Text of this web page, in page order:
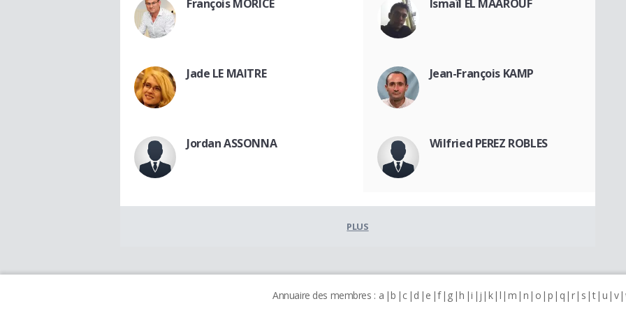
François MORICE Ismaïl EL MAAROUF
Jade LE MAITRE Jean-François KAMP
Jordan ASSONNA Wilfried PEREZ ROBLES
PLUS
Annuaire des membres : a b c d e f g h i j k l m n o p q r s t u v